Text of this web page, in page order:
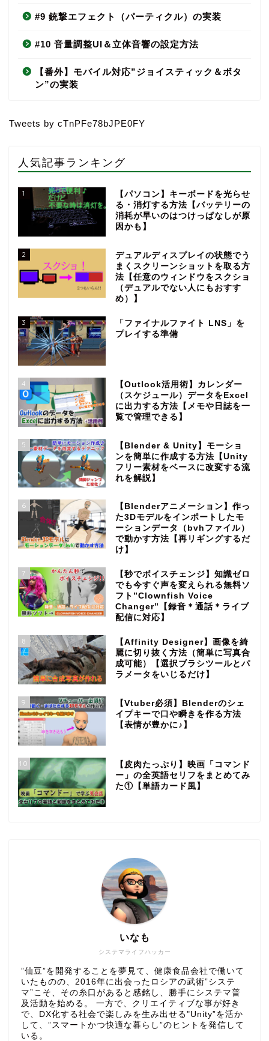
#9 銃撃エフェクト（パーティクル）の実装
#10 音量調整UI＆立体音響の設定方法
【番外】モバイル対応”ジョイスティック＆ボタ
ン”の実装
Tweets by cTnPFe78bJPE0FY
人気記事ランキング
1
【パソコン】キーボードを光らせ
る・消灯する方法【バッテリーの
消耗が早いのはつけっぱなしが原
因かも】
2
デュアルディスプレイの状態でう
まくスクリーンショットを取る方
法【任意のウィンドウをスクショ
（デュアルでない人にもおすす
め）】
3
「ファイナルファイト LNS」を
プレイする準備
4
【Outlook活用術】カレンダー
（スケジュール）データをExcel
に出力する方法【メモや日誌を一
覧で管理できる】
5
【Blender & Unity】モーショ
ンを簡単に作成する方法【Unity
フリー素材をベースに改変する流
れを解説】
6
【Blenderアニメーション】作っ
た3Dモデルをインポートしたモ
ーションデータ（bvhファイル）
で動かす方法【再リギングするだ
け】
7
【秒でボイスチェンジ】知識ゼロ
でも今すぐ声を変えられる無料ソ
フト”Clownfish Voice
Changer”【録音＊通話＊ライブ
配信に対応】
8
【Affinity Designer】画像を綺
麗に切り抜く方法（簡単に写真合
成可能）【選択ブラシツールとパ
ラメータをいじるだけ】
9
【Vtuber必須】Blenderのシェ
イプキーで口や瞬きを作る方法
【表情が豊かに♪】
10
【皮肉たっぷり】映画「コマンド
ー」の全英語セリフをまとめてみ
た①【単語カード風】
システマライフハッカー
いなも
”仙豆”を開発することを夢見て、健康食品会社で働いて
いたものの、2016年に出会ったロシアの武術”システ
マ”こそ、その糸口があると感銘し、勝手にシステマ普
及活動を始める。 一方で、クリエイティブな事が好き
で、DX化する社会で楽しみを生み出せる"Unity”を活か
して、”スマートかつ快適な暮らし”のヒントを発信して
いる。